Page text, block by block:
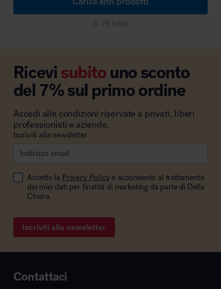
di 28 totali
Ricevisubitouno sconto
del 7% sul primo ordine
Accedi alle condizioni riservate a privati, liberi
professionisti e aziende.
Iscriviti alla newsletter
Accetto la Privacy Policy e acconsento al trattamento
dei miei dati per finalità di marketing da parte di Della
Chiara.
Iscriviti alla newsletter
Contattaci